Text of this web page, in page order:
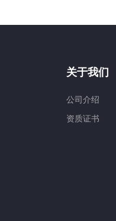
关于我们
公司介绍
资质证书